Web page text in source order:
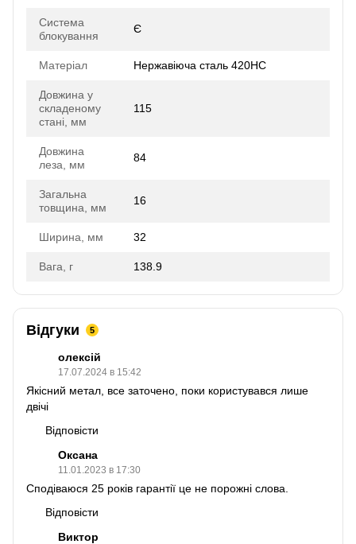
Система
блокування
Є
Матеріал Нержавіюча сталь 420HC
Довжина у
складеному
стані, мм
115
Довжина
леза, мм
84
Загальна
товщина, мм
16
Ширина, мм 32
Вага, г 138.9
Відгуки 5
олексій
17.07.2024 в 15:42
Якісний метал, все заточено, поки користувався лише
двічі
Відповісти
Оксана
11.01.2023 в 17:30
Сподіваюся 25 років гарантії це не порожні слова.
Відповісти
Виктор